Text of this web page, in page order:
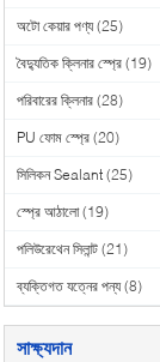
অটো কেয়ার পণ্য (25)
বৈদ্যুতিক ক্লিনার স্প্রে (19)
পরিবারের ক্লিনার (28)
PU ফোম স্প্রে (20)
সিলিকন Sealant (25)
স্প্রে আঠালো (19)
পলিউরেথেন সিলান্ট (21)
ব্যক্তিগত যত্নের পন্য (8)
সাক্ষ্যদান